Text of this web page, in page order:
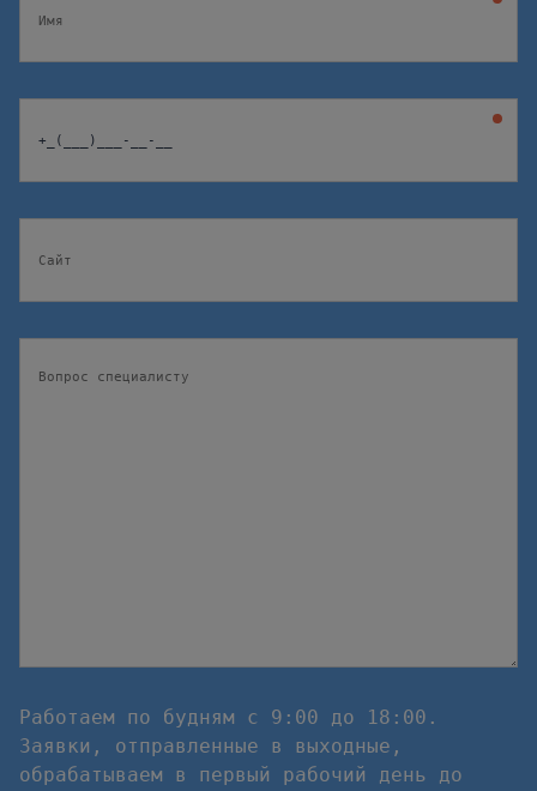
Работаем по будням с 9:00 до 18:00.
Заявки, отправленные в выходные,
обрабатываем в первый рабочий день до